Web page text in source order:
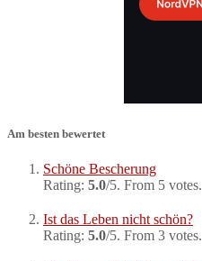
Am besten bewertet
Schöne Bescherung
Rating: 5.0/5. From 5 votes.
Ist das Leben nicht schön?
Rating: 5.0/5. From 3 votes.